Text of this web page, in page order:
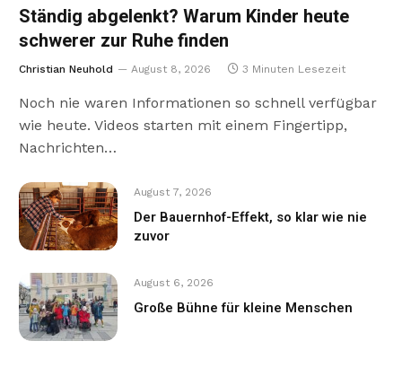
Ständig abgelenkt? Warum Kinder heute
schwerer zur Ruhe finden
Christian Neuhold August 8, 2026 3 Minuten Lesezeit
Noch nie waren Informationen so schnell verfügbar
wie heute. Videos starten mit einem Fingertipp,
Nachrichten…
August 7, 2026
Der Bauernhof-Effekt, so klar wie nie
zuvor
August 6, 2026
Große Bühne für kleine Menschen